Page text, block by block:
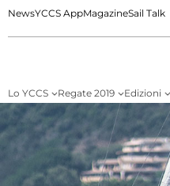
NewsYCCS AppMagazineSail Talk
Lo YCCS Regate 2019 Edizioni